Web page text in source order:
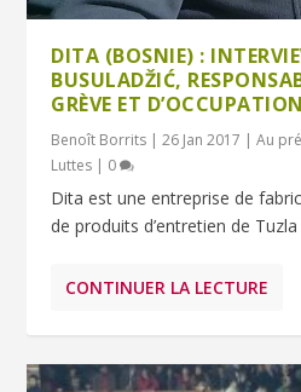
DITA (BOSNIE) :
BUSULADŽIĆ,
GRÈVE ET D’OCCUPATION
Benoît Borrits |26 Jan 2017 |Au
Luttes | 0
Dita est une entreprise de
de produits d’entretien de Tuzla
CONTINUER LA LECTURE